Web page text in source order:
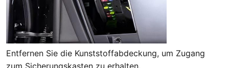
Entfernen Sie die Kunststoffabdeckung, um Zugang
zum Sicherungskasten zu erhalten.